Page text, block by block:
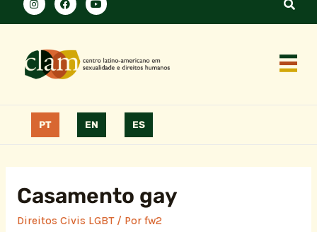
PT EN ES
Casamento gay
Direitos Civis LGBT/ Por fw2